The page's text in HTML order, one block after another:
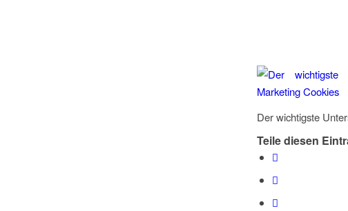
Der wichtigste
Teile diesen